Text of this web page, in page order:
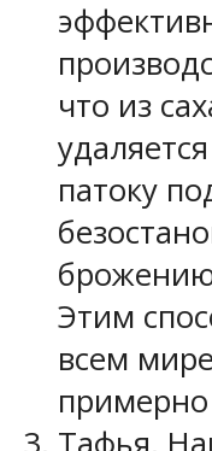
что из
патоку
Этим
всем
примерно